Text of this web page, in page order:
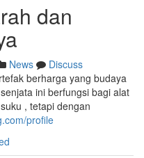
dan
News
Discuss
berharga yang budaya
ini berfungsi bagi alat
, tetapi dengan
profile